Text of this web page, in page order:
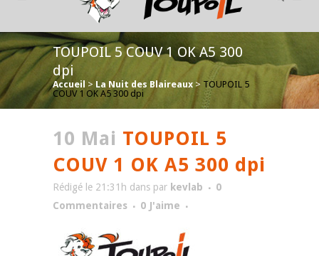
TOUPOIL 5 COUV 1 OK A5 300
dpi
Accueil > La Nuit des Blaireaux > TOUPOIL 5
COUV 1 OK A5 300 dpi
10 Mai TOUPOIL 5
COUV 1 OK A5 300 dpi
Rédigé le 21:31h dans par kevlab
0
Commentaires
0 J'aime